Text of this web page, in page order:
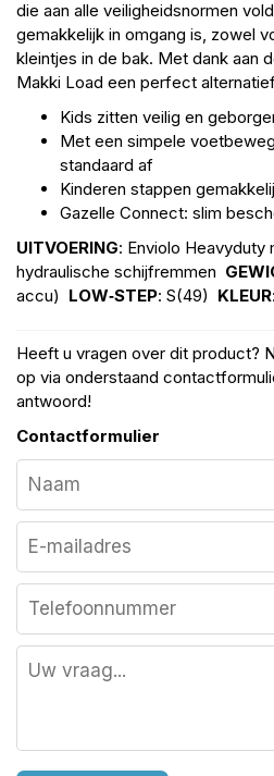
die aan alle veiligheidsnormen
gemakkelijk in omgang is, zowel
kleintjes in de bak. Met dank aan
Makki Load een perfect
Kids zitten veilig en
Met een simpele
standaard af
Kinderen stappen
Gazelle Connect: slim
UITVOERING: Enviolo
hydraulische schijfremmen
accu) LOW‑STEP: S(49) KLEUR
Heeft u vragen over dit product?
op via onderstaand
antwoord!
Contactformulier